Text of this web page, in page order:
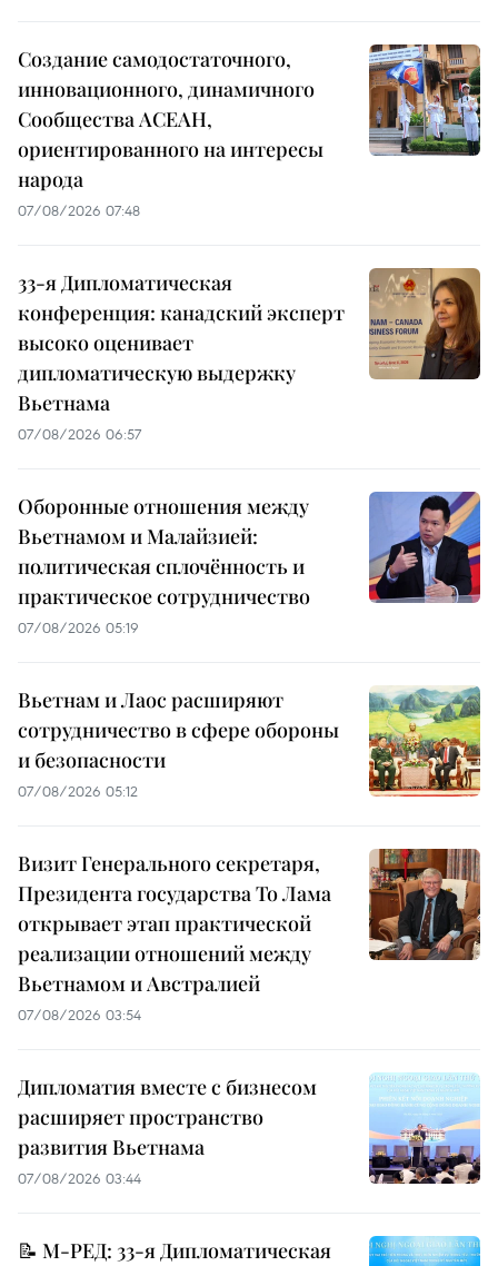
Создание самодостаточного,
инновационного, динамичного
Сообщества АСЕАН,
ориентированного на интересы
народа
07/08/2026 07:48
33-я Дипломатическая
конференция: канадский эксперт
высоко оценивает
дипломатическую выдержку
Вьетнама
07/08/2026 06:57
Оборонные отношения между
Вьетнамом и Малайзией:
политическая сплочённость и
практическое сотрудничество
07/08/2026 05:19
Вьетнам и Лаос расширяют
сотрудничество в сфере обороны
и безопасности
07/08/2026 05:12
Визит Генерального секретаря,
Президента государства То Лама
открывает этап практической
реализации отношений между
Вьетнамом и Австралией
07/08/2026 03:54
Дипломатия вместе с бизнесом
расширяет пространство
развития Вьетнама
07/08/2026 03:44
📝 М-РЕД: 33-я Дипломатическая